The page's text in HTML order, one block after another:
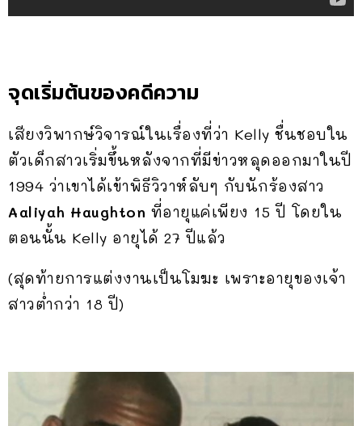
จุดเริ่มต้นของคดีความ
เสียงวิพากษ์วิจารณ์ในเรื่องที่ว่า Kelly ชื่นชอบใน
ตัวเด็กสาวเริ่มขึ้นหลังจากที่มีข่าวหลุดออกมาในปี
1994 ว่าเขาได้เข้าพิธีวิวาห์ลับๆ กับนักร้องสาว
Aaliyah Haughton ที่อายุแค่เพียง 15 ปี โดยใน
ตอนนั้น Kelly อายุได้ 27 ปีแล้ว
(สุดท้ายการแต่งงานเป็นโมฆะ เพราะอายุของเจ้า
สาวต่ำกว่า 18 ปี)